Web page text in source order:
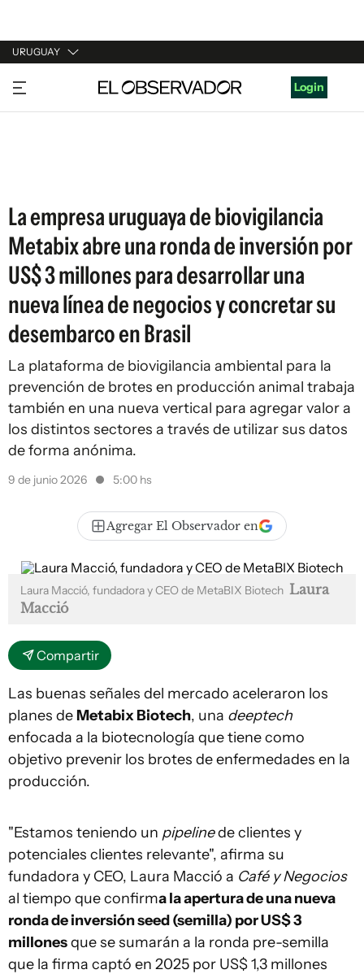
URUGUAY
URUGUAY
ARGENTINA
Login
La empresa uruguaya de biovigilancia
Metabix abre una ronda de inversión por
US$ 3 millones para desarrollar una
nueva línea de negocios y concretar su
desembarco en Brasil
La plataforma de biovigilancia ambiental para la
prevención de brotes en producción animal trabaja
también en una nueva vertical para agregar valor a
los distintos sectores a través de utilizar sus datos
de forma anónima.
9 de junio 2026 5:00 hs
Agregar El Observador en
Laura Macció, fundadora y CEO de MetaBIX Biotech Laura
Macció
Compartir
Las buenas señales del mercado aceleraron los
planes de Metabix Biotech, una deeptech
enfocada a la biotecnología que tiene como
objetivo prevenir los brotes de enfermedades en la
producción.
"Estamos teniendo un pipelinede clientes y
potenciales clientes relevante", afirma su
fundadora y CEO, Laura Macció a Café y Negocios
al tiempo que confirma la apertura de una nueva
ronda de inversión seed (semilla) por US$ 3
millonesque se sumarán a la ronda pre-semilla
que la firma captó en 2025 por US$ 1,3 millones